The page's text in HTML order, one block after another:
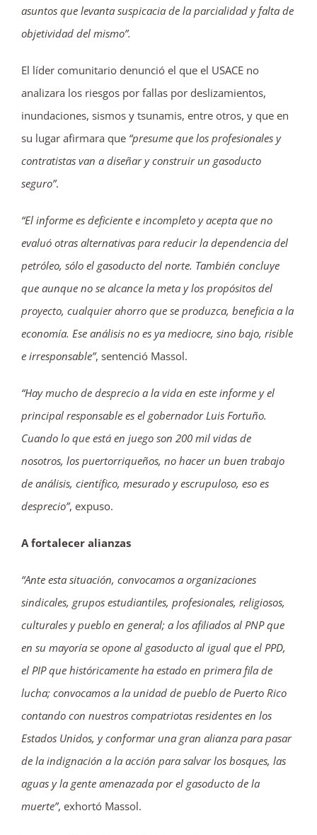
asuntos que levanta suspicacia de la parcialidad y falta de
objetividad del mismo”.
El líder comunitario denunció el que el USACE no
analizara los riesgos por fallas por deslizamientos,
inundaciones, sismos y tsunamis, entre otros, y que en
su lugar afirmara que “presume que los profesionales y
contratistas van a diseñar y construir un gasoducto
seguro”.
“El informe es deficiente e incompleto y acepta que no
evaluó otras alternativas para reducir la dependencia del
petróleo, sólo el gasoducto del norte. También concluye
que aunque no se alcance la meta y los propósitos del
proyecto, cualquier ahorro que se produzca, beneficia a la
economía. Ese análisis no es ya mediocre, sino bajo, risible
e irresponsable”, sentenció Massol.
“Hay mucho de desprecio a la vida en este informe y el
principal responsable es el gobernador Luis Fortuño.
Cuando lo que está en juego son 200 mil vidas de
nosotros, los puertorriqueños, no hacer un buen trabajo
de análisis, científico, mesurado y escrupuloso, eso es
desprecio”, expuso.
A fortalecer alianzas
“Ante esta situación, convocamos a organizaciones
sindicales, grupos estudiantiles, profesionales, religiosos,
culturales y pueblo en general; a los afiliados al PNP que
en su mayoría se opone al gasoducto al igual que el PPD,
el PIP que históricamente ha estado en primera fila de
lucha; convocamos a la unidad de pueblo de Puerto Rico
contando con nuestros compatriotas residentes en los
Estados Unidos, y conformar una gran alianza para pasar
de la indignación a la acción para salvar los bosques, las
aguas y la gente amenazada por el gasoducto de la
muerte”, exhortó Massol.